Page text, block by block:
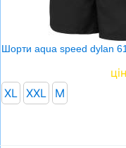
Шорти aqua speed dylan
XL XXL М